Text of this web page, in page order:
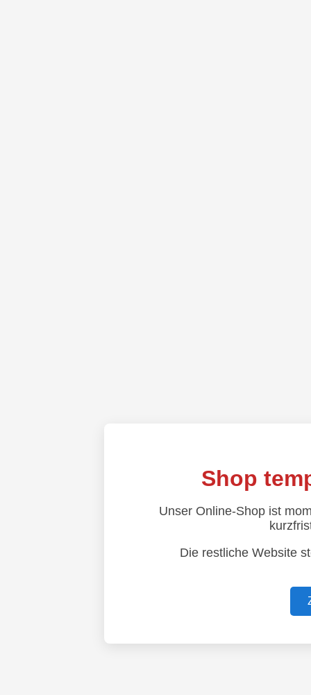
Shop
Unser Online-Shop ist
Die restliche Website